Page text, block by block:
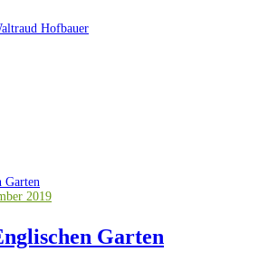
mit Waltraud Hofbauer
2019
Garten